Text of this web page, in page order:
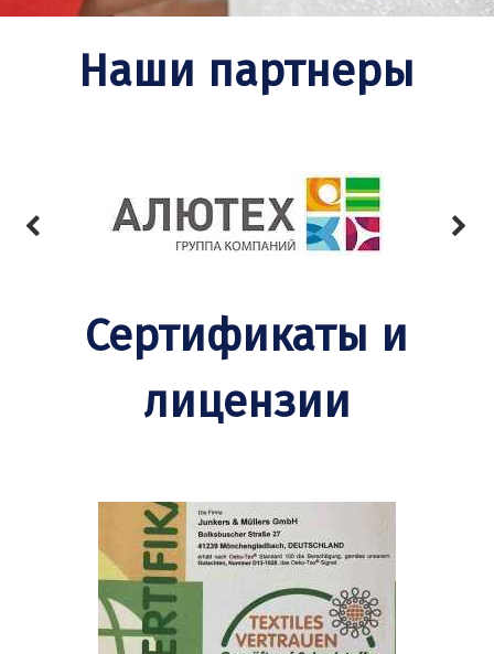
Наши партнеры
Сертификаты и
лицензии